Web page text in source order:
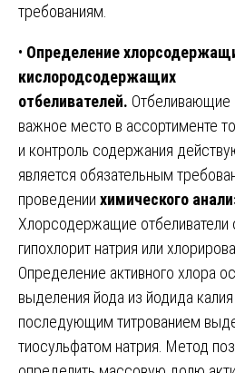
требованиям.
• Определение
кислородсодержащих
отбеливателей. Отбеливающие
важное место в ассортименте
и контроль содержания
является обязательным
проведении химического
Хлорсодержащие
гипохлорит натрия или
Определение активного хлора
выделения йода из йодида
последующим титрованием
тиосульфатом натрия. Метод